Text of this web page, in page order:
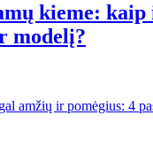
kieme:
modelį?